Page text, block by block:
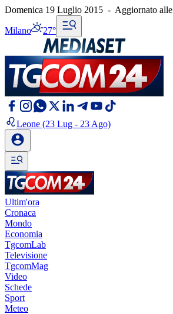
Domenica 19 Luglio 2015 - Aggiornato alle
Milano 27°
Leone (23 Lug - 23 Ago)
Ultim'ora
Cronaca
Mondo
Economia
TgcomLab
Televisione
TgcomMag
Video
Schede
Sport
Meteo